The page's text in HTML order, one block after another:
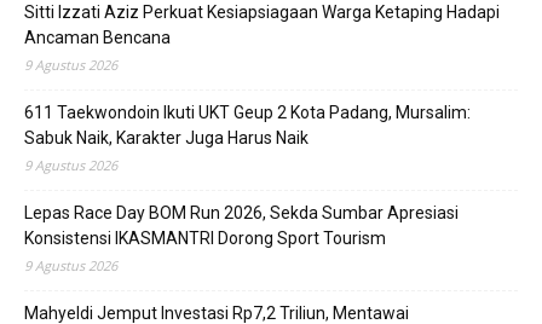
Sitti Izzati Aziz Perkuat Kesiapsiagaan Warga Ketaping Hadapi
Ancaman Bencana
9 Agustus 2026
611 Taekwondoin Ikuti UKT Geup 2 Kota Padang, Mursalim:
Sabuk Naik, Karakter Juga Harus Naik
9 Agustus 2026
Lepas Race Day BOM Run 2026, Sekda Sumbar Apresiasi
Konsistensi IKASMANTRI Dorong Sport Tourism
9 Agustus 2026
Mahyeldi Jemput Investasi Rp7,2 Triliun, Mentawai